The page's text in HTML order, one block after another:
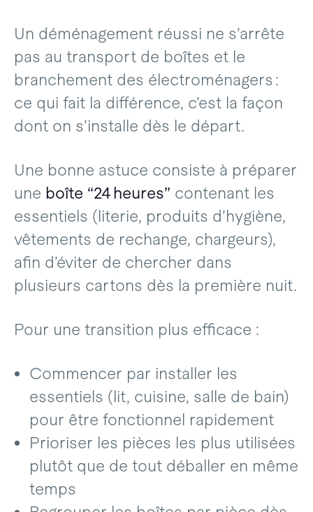
Un déménagement réussi ne s’arrête
pas au transport de boîtes et le
branchement des électroménagers :
ce qui fait la différence, c’est la façon
dont on s’installe dès le départ.
Une bonne astuce consiste à préparer
une boîte “24 heures” contenant les
essentiels (literie, produits d’hygiène,
vêtements de rechange, chargeurs),
afin d’éviter de chercher dans
plusieurs cartons dès la première nuit.
Pour une transition plus efficace :
Commencer par installer les
essentiels (lit, cuisine, salle de bain)
pour être fonctionnel rapidement
Prioriser les pièces les plus utilisées
plutôt que de tout déballer en même
temps